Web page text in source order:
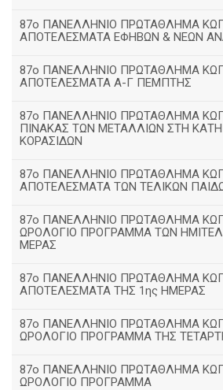
87ο ΠΑΝΕΛΛΗΝΙΟ ΠΡΩΤΑΘΛΗΜΑ
ΑΠΟΤΕΛΕΣΜΑΤΑ ΕΦΗΒΩΝ & ΝΕΩΝ
87ο ΠΑΝΕΛΛΗΝΙΟ ΠΡΩΤΑΘΛΗΜΑ
ΑΠΟΤΕΛΕΣΜΑΤΑ Α-Γ ΠΕΜΠΤΗΣ
87ο ΠΑΝΕΛΛΗΝΙΟ ΠΡΩΤΑΘΛΗΜΑ
ΠΙΝΑΚΑΣ ΤΩΝ ΜΕΤΑΛΛΙΩΝ ΣΤΗ
ΚΟΡΑΣΙΔΩΝ
87ο ΠΑΝΕΛΛΗΝΙΟ ΠΡΩΤΑΘΛΗΜΑ
ΑΠΟΤΕΛΕΣΜΑΤΑ ΤΩΝ ΤΕΛΙΚΩΝ
87ο ΠΑΝΕΛΛΗΝΙΟ ΠΡΩΤΑΘΛΗΜΑ
ΩΡΟΛΟΓΙΟ ΠΡΟΓΡΑΜΜΑ ΤΩΝ
ΜΕΡΑΣ
87ο ΠΑΝΕΛΛΗΝΙΟ ΠΡΩΤΑΘΛΗΜΑ
ΑΠΟΤΕΛΕΣΜΑΤΑ ΤΗΣ 1ης ΗΜΕΡΑΣ
87ο ΠΑΝΕΛΛΗΝΙΟ ΠΡΩΤΑΘΛΗΜΑ
ΩΡΟΛΟΓΙΟ ΠΡΟΓΡΑΜΜΑ ΤΗΣ
87ο ΠΑΝΕΛΛΗΝΙΟ ΠΡΩΤΑΘΛΗΜΑ
ΩΡΟΛΟΓΙΟ ΠΡΟΓΡΑΜΜΑ